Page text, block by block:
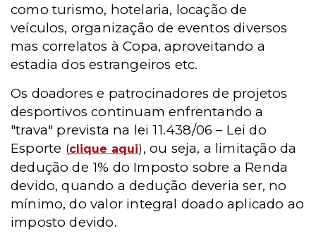
como turismo, hotelaria, locação de
veículos, organização de eventos diversos
mas correlatos à Copa, aproveitando a
estadia dos estrangeiros etc.
Os doadores e patrocinadores de projetos
desportivos continuam enfrentando a
"trava" prevista na lei 11.438/06 – Lei do
Esporte (clique aqui) , ou seja, a limitação da
dedução de 1% do Imposto sobre a Renda
devido, quando a dedução deveria ser, no
mínimo, do valor integral doado aplicado ao
imposto devido.